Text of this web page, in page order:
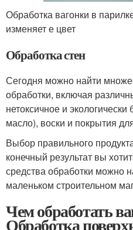
Обработка вагонки в
изменяет е цвет
Обработка стен
Сегодня можно найти
обработки, включая
нетоксичное и
масло), воски и покрытия
Выбор правильного
конечный результат вы
средства обработки можно
маленьком строительном
Чем обработать